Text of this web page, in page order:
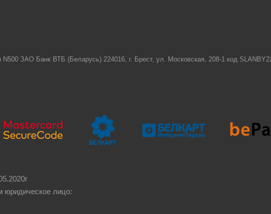
N500 ЗАО Банк ВТБ (Беларусь) 224016, г. Брест, ул. Московская, 208-1 код
юридическое лицо: